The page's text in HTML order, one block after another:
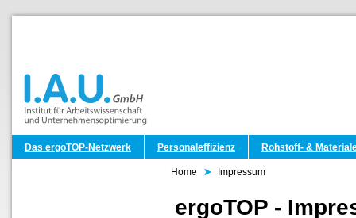
Das ergoTOP-Netzwerk Personaleffizienz Rohstoff- &
Home Impressum
ergoTOP -